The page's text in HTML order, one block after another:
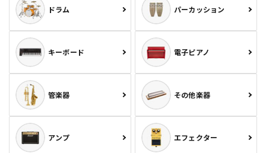
ドラム パーカッション
キーボード 電子ピアノ
管楽器 その他楽器
アンプ エフェクター